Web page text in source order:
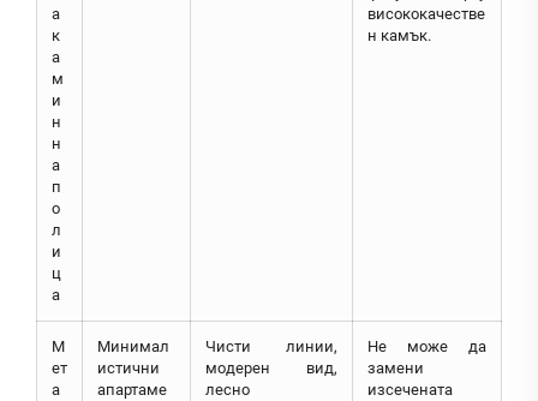
а
к
а
м
и
н
н
а
п
о
л
и
ц
а
висококачестве
н камък.
М
ет
а
Минимал
истични
апартаме
Чисти линии,
модерен вид,
лесно
Не може да
замени
изсечената